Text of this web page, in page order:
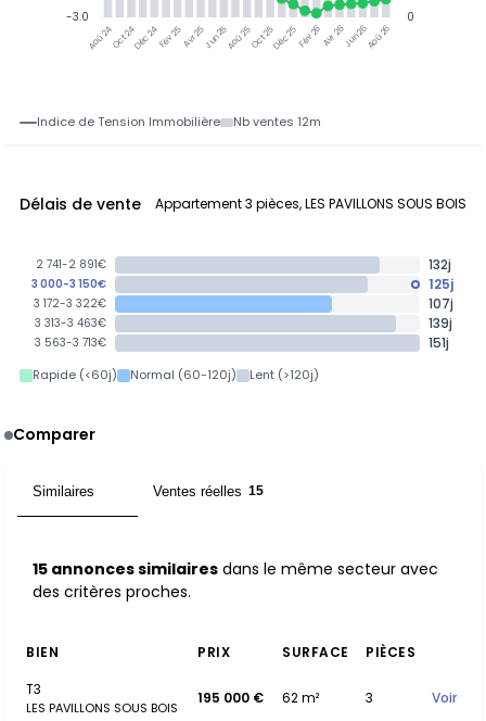
Aoû 24Oct 24Déc 24Fév 25Avr 25Jun 25Aoû 25Oct 25Déc 25Fév 26Avr 26Jun 26Aoû 26
0
-3.0
Indice de Tension Immobilière Nb ventes 12m
Délais de vente Appartement 3 pièces, LES PAVILLONS SOUS BOIS
2 741-2 891€ 132j
3 000-3 150€ 125j
3 172-3 322€ 107j
3 313-3 463€ 139j
3 563-3 713€ 151j
Rapide (<60j) Normal (60-120j) Lent (>120j)
Comparer
Similaires Ventes réelles 15
15 annonces similaires dans le même secteur avec
des critères proches.
BIEN PRIX SURFACE
PIÈCES
T3
LES PAVILLONS SOUS BOIS
195 000 € 62 m² 3 Voir